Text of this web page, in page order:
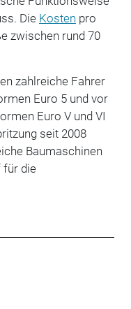
Die Kosten pro
zwischen rund 70
zahlreiche Fahrer
Euro 5 und vor
Euro V und VI
seit 2008
Baumaschinen
für die